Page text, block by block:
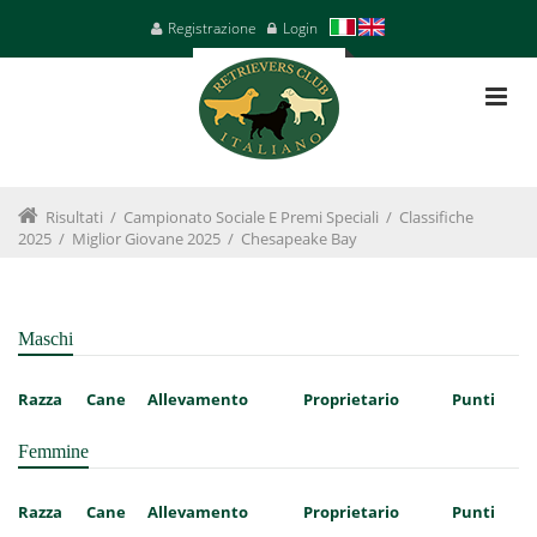
Registrazione Login
Risultati / Campionato Sociale E Premi Speciali / Classifiche
2025 / Miglior Giovane 2025 / Chesapeake Bay
Maschi
Razza Cane Allevamento Proprietario Punti
Femmine
Razza Cane Allevamento Proprietario Punti